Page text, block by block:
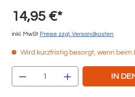
14,95 €*
inkl. MwSt Preise zzgl. Versandkosten
Wird kurzfristig besorgt, wenn beim
Produkt Anzahl: Gib
IN